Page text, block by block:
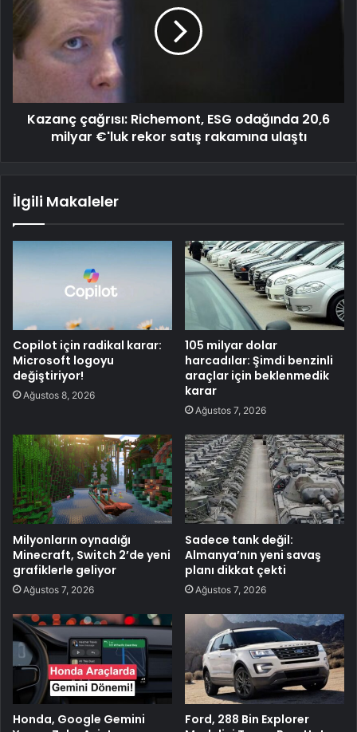
Kazanç çağrısı: Richemont, ESG odağında 20,6
milyar €'luk rekor satış rakamına ulaştı
İlgili Makaleler
Copilot için radikal karar:
Microsoft logoyu
değiştiriyor!
Ağustos 8, 2026
105 milyar dolar
harcadılar: Şimdi benzinli
araçlar için beklenmedik
karar
Ağustos 7, 2026
Milyonların oynadığı
Minecraft, Switch 2’de yeni
grafiklerle geliyor
Ağustos 7, 2026
Sadece tank değil:
Almanya’nın yeni savaş
planı dikkat çekti
Ağustos 7, 2026
Honda, Google Gemini
Ford, 288 Bin Explorer